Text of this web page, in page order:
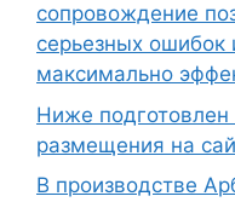
сопровождение
серьезных ошибок
максимально
Ниже подготовлен
размещения на
В производстве